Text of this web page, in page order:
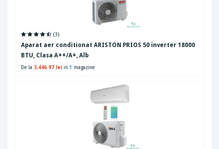
(3)
Aparat aer conditionat ARISTON PRIOS 50 inverter 18000
BTU, Clasa A++/A+, Alb
De la 3,446.97 lei in 1 magazine